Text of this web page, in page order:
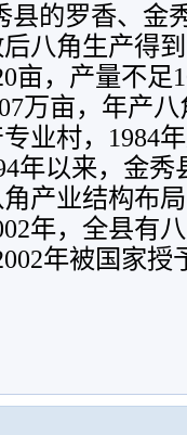
县的罗香、金
八角生产得
亩，产量不足
万亩，年产
业村，1984
年以来，金
产业结构布
年，全县有
年被国家授